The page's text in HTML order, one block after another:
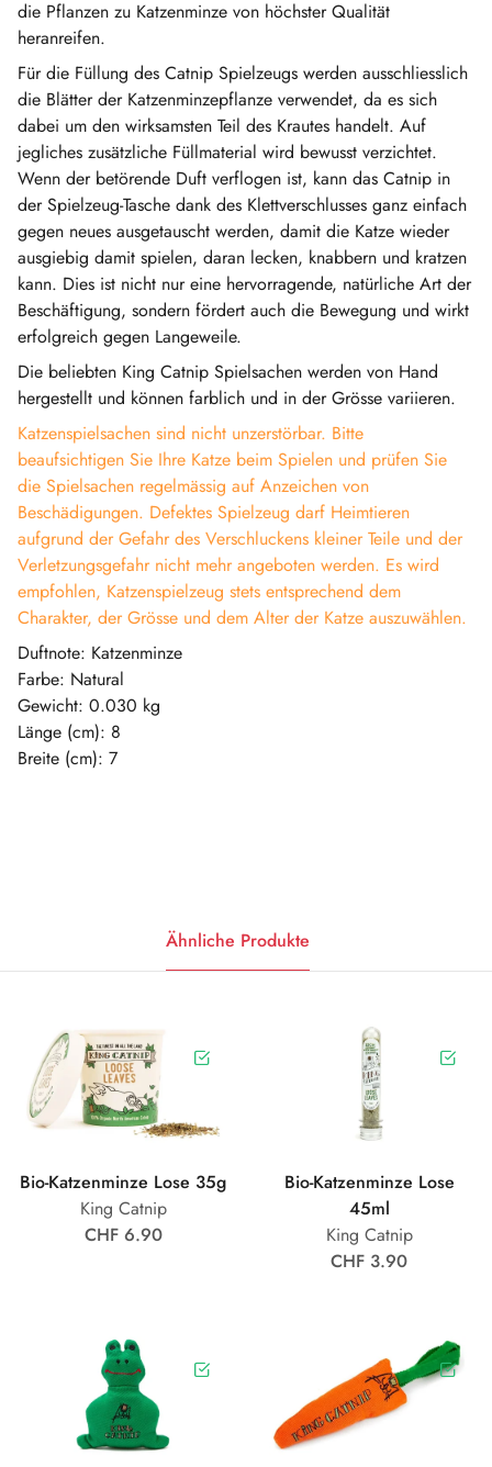
die Pflanzen zu Katzenminze von höchster Qualität
heranreifen.
Für die Füllung des Catnip Spielzeugs werden ausschliesslich
die Blätter der Katzenminzepflanze verwendet, da es sich
dabei um den wirksamsten Teil des Krautes handelt. Auf
jegliches zusätzliche Füllmaterial wird bewusst verzichtet.
Wenn der betörende Duft verflogen ist, kann das Catnip in
der Spielzeug-Tasche dank des Klettverschlusses ganz einfach
gegen neues ausgetauscht werden, damit die Katze wieder
ausgiebig damit spielen, daran lecken, knabbern und kratzen
kann. Dies ist nicht nur eine hervorragende, natürliche Art der
Beschäftigung, sondern fördert auch die Bewegung und wirkt
erfolgreich gegen Langeweile.
Die beliebten King Catnip Spielsachen werden von Hand
hergestellt und können farblich und in der Grösse variieren.
Katzenspielsachen sind nicht unzerstörbar. Bitte
beaufsichtigen Sie Ihre Katze beim Spielen und prüfen Sie
die Spielsachen regelmässig auf Anzeichen von
Beschädigungen. Defektes Spielzeug darf Heimtieren
aufgrund der Gefahr des Verschluckens kleiner Teile und der
Verletzungsgefahr nicht mehr angeboten werden. Es wird
empfohlen, Katzenspielzeug stets entsprechend dem
Charakter, der Grösse und dem Alter der Katze auszuwählen.
Duftnote: Katzenminze
Farbe: Natural
Gewicht: 0.030 kg
Länge (cm): 8
Breite (cm): 7
Ähnliche Produkte
Bio-Katzenminze Lose 35g
King Catnip
CHF 6.90
Bio-Katzenminze Lose
45ml
King Catnip
CHF 3.90